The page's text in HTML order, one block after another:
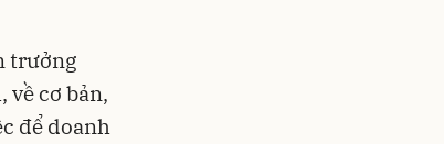
trưởng
về cơ bản,
để doanh